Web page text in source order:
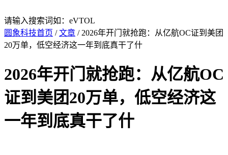
请输入搜索词如：eVTOL
圆象科技首页 /文章 / 2026年开门就抢跑：从亿航OC证到美团
20万单，低空经济这一年到底真干了什
2026年开门就抢跑：从亿航OC
证到美团20万单，低空经济这
一年到底真干了什